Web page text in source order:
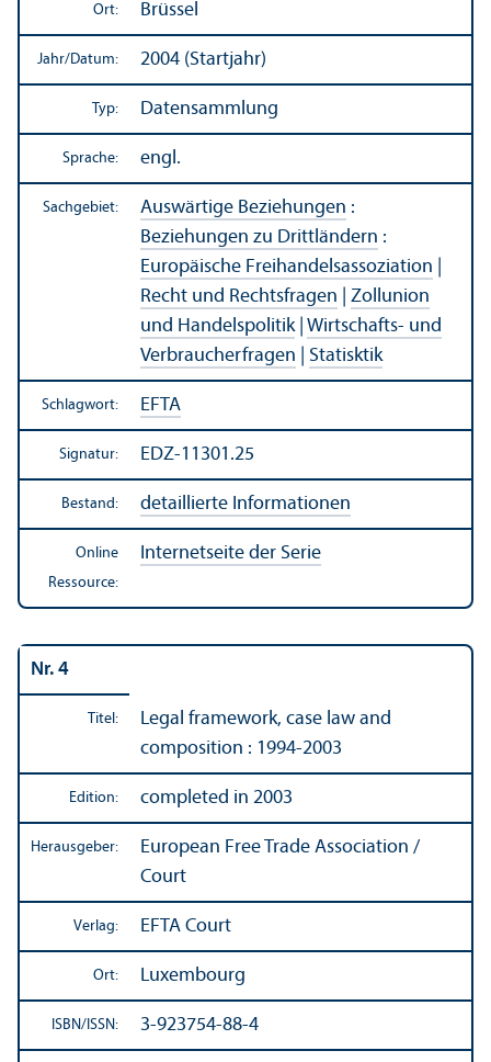
Ort: Brüssel
Jahr/Datum: 2004 (Startjahr)
Typ: Datensammlung
Sprache: engl.
Sachgebiet: Auswärtige Beziehungen :
Beziehungen zu Drittländern :
Europäische Freihandels­assoziation
Recht und Rechts­fragen
Zollunion
und Handels­politik| Wirtschafts- und
Verbraucherfragen
Statisktik
Schlagwort: EFTA
Signatur: EDZ-11301.25
Bestand: detaillierte Informationen
Online
Ressource:
Internetseite der Serie
Nr. 4
Titel:
Legal framework, case law and
composition : 1994-2003
Edition: completed in 2003
Herausgeber:
European Free Trade Association /
Court
Verlag: EFTA Court
Ort: Luxembourg
ISBN/ ISSN: 3-923754-88-4